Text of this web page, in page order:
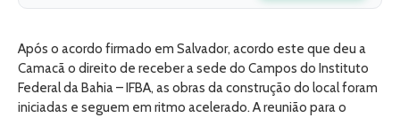
Após o acordo firmado em Salvador, acordo este que deu a
Camacã o direito de receber a sede do Campos do Instituto
Federal da Bahia – IFBA, as obras da construção do local foram
iniciadas e seguem em ritmo acelerado. A reunião para o